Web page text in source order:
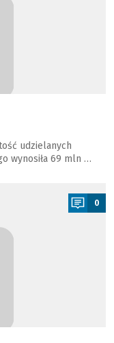
udzielanych
wynosiła 69 mln …
0